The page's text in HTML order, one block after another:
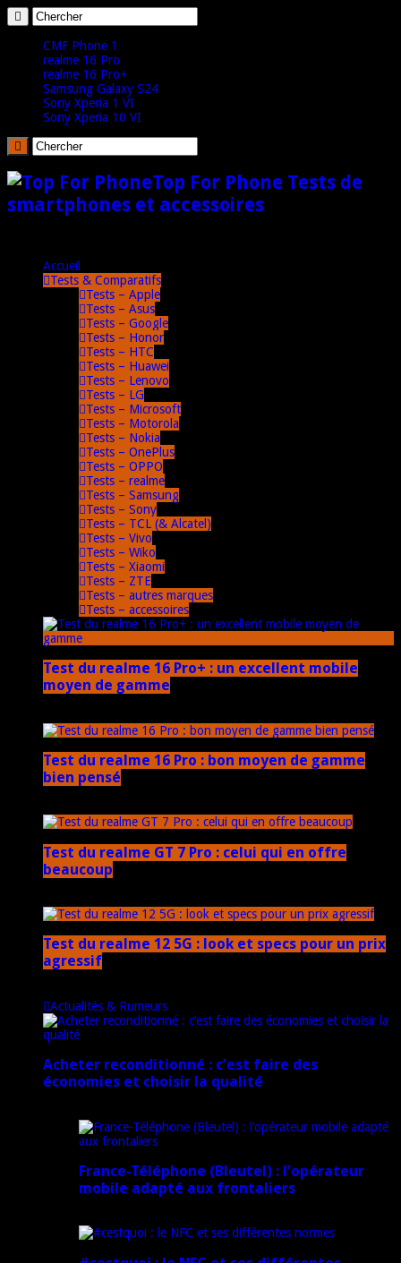
CMF Phone 1
realme 16 Pro
realme 16 Pro+
Samsung Galaxy S24
Sony Xperia 1 VI
Sony Xperia 10 VI
Top For Phone Tests de
smartphones et accessoires
Accueil
Tests & Comparatifs
Tests – Apple
Tests – Asus
Tests – Google
Tests – Honor
Tests – HTC
Tests – Huawei
Tests – Lenovo
Tests – LG
Tests – Microsoft
Tests – Motorola
Tests – Nokia
Tests – OnePlus
Tests – OPPO
Tests – realme
Tests – Samsung
Tests – Sony
Tests – TCL (& Alcatel)
Tests – Vivo
Tests – Wiko
Tests – Xiaomi
Tests – ZTE
Tests – autres marques
Tests – accessoires
Test du realme 16 Pro+ : un excellent mobile
moyen de gamme
Test du realme 16 Pro : bon moyen de gamme
bien pensé
Test du realme GT 7 Pro : celui qui en offre
beaucoup
Test du realme 12 5G : look et specs pour un prix
agressif
Actualités & Rumeurs
Acheter reconditionné : c’est faire des
économies et choisir la qualité
France-Téléphone (Bleutel) : l’opérateur
mobile adapté aux frontaliers